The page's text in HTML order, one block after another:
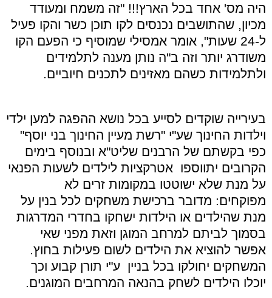
היה מס' אחד בכל הארץ!!! "זה משמח ומעודד
מכיון, שהתושבים נכנסים לקו תוכן כשר והקו פעיל
ל-24 שעות", אומר אמסילי שמוסיף כי הפעם הקו
משודרג יותר וזה ב"ה נותן מענה לתלמידים
ולתלמידות כשהם מאזינים לתכנים חיוביים.
בעירייה שוקדים לסייע בכל נושא ההפגה למען ילדי
וילדות החינוך שע"י "רשת מעיין החינוך בני יוסף"
כפי בקשתם של הרבנים שליט"א ובנוסף בימים
הקרובים יתווספו אטרקציות לילדים לשעות הפנאי
על מנת שלא ישוטטו במקומות זרים לא
מפוקחים: מדובר ברכישת משחקים לכל בנין על
מנת שהילדים או הילדות ישחקו בחדרי המדרגות
בסמוך לביתם למרחב המוגן וזאת מפני שאי
אפשר להוציא את הילדים לשום פעילות בחוץ.
המשחקים יחולקו בכל בניין ע"י תורן קבוע וכך
יוכלו הילדים לשחק בהנאה המרחבים המוגנים.